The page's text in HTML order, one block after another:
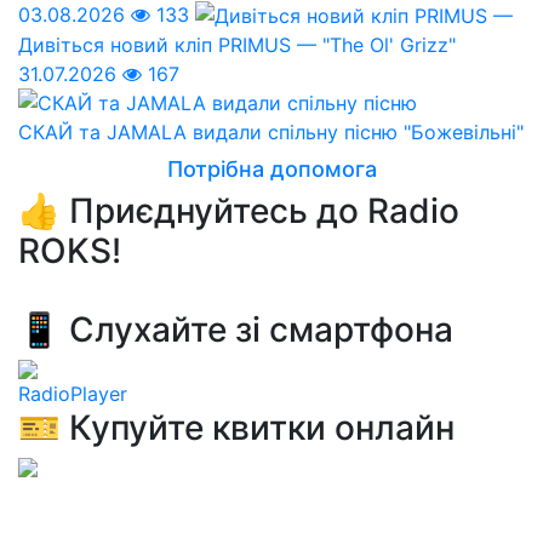
03.08.2026
133
Дивіться новий кліп PRIMUS — "The Ol' Grizz"
31.07.2026
167
СКАЙ та JAMALA видали спільну пісню "Божевільні"
Потрібна допомога
👍 Приєднуйтесь до Radio
ROKS!
📱 Слухайте зі смартфона
RadioPlayer
🎫 Купуйте квитки онлайн